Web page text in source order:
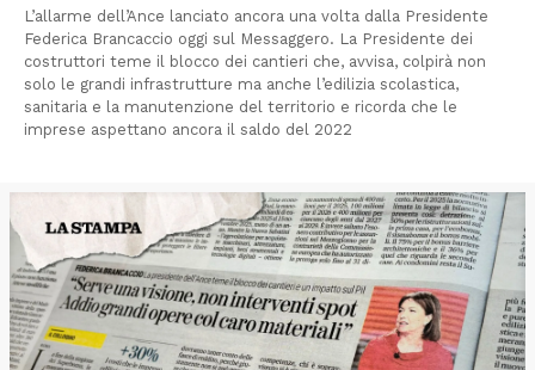
L’allarme dell’Ance lanciato ancora una volta dalla Presidente
Federica Brancaccio oggi sul Messaggero. La Presidente dei
costruttori teme il blocco dei cantieri che, avvisa, colpirà non
solo le grandi infrastrutture ma anche l’edilizia scolastica,
sanitaria e la manutenzione del territorio e ricorda che le
imprese aspettano ancora il saldo del 2022